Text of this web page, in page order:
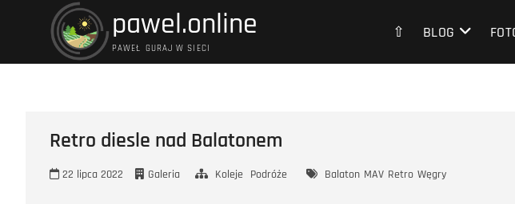
pawel.online
PAWEŁ GURAJ W SIECI
⇧ BLOG
Retro diesle nad Balatonem
22 lipca 2022 Galeria Koleje Podróże Balaton MAV Retro Węgry